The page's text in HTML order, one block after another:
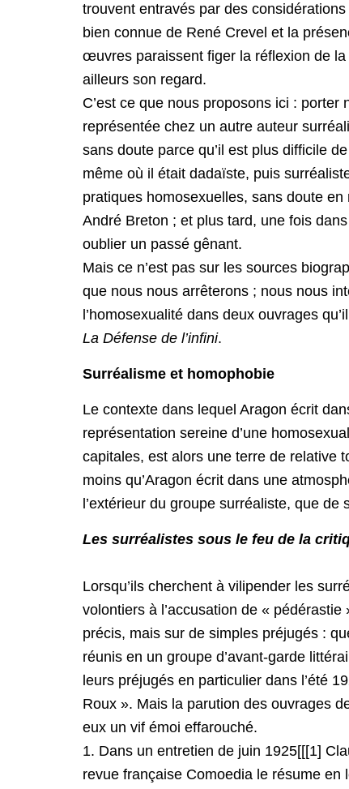
trouvent entravés par des
bien connue de René Crevel et la
œuvres paraissent figer la réflexion de
ailleurs son regard.
C’est ce que nous proposons ici : porter
représentée chez un autre auteur
sans doute parce qu’il est plus difficile
même où il était dadaïste, puis
pratiques homosexuelles, sans doute
André Breton ; et plus tard, une fois
oublier un passé gênant.
Mais ce n’est pas sur les sources
que nous nous arrêterons ; nous nous
l’homosexualité dans deux ouvrages
La Défense de l’infini.
Surréalisme et homophobie
Le contexte dans lequel Aragon écrit
représentation sereine d’une
capitales, est alors une terre de relative
moins qu’Aragon écrit dans une
l’extérieur du groupe surréaliste, que de
Les surréalistes sous le feu de la
Lorsqu’ils cherchent à vilipender les
volontiers à l’accusation de «
précis, mais sur de simples préjugés :
réunis en un groupe d’avant-garde
leurs préjugés en particulier dans l’été
Roux ». Mais la parution des ouvrages
eux un vif émoi effarouché.
1. Dans un entretien de juin 1925[[[1]
revue française Comoedia le résume